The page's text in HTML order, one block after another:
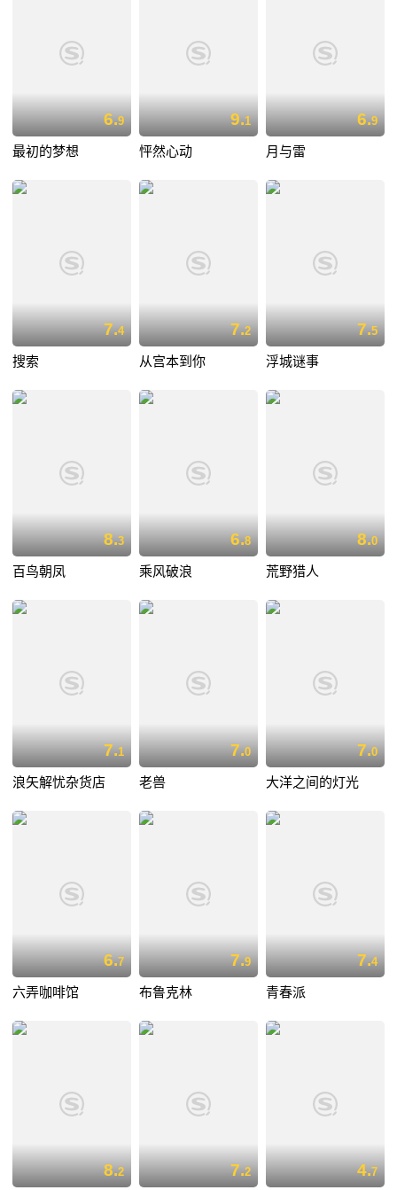
6.9
最初的梦想
9.1
怦然心动
6.9
月与雷
7.4
搜索
7.2
从宫本到你
7.5
浮城谜事
8.3
百鸟朝凤
6.8
乘风破浪
8.0
荒野猎人
7.1
浪矢解忧杂货店
7.0
老兽
7.0
大洋之间的灯光
6.7
六弄咖啡馆
7.9
布鲁克林
7.4
青春派
8.2 7.2 4.7